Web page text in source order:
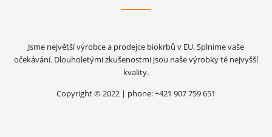
Jsme největší výrobce a prodejce biokrbů v EU. Splníme vaše
očekávání. Dlouholetými zkušenostmi jsou naše výrobky té nejvyšší
kvality.
Copyright © 2022 | phone: +421 907 759 651